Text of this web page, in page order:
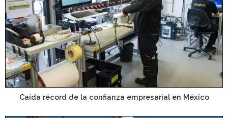
Caída récord de la confianza empresarial en México